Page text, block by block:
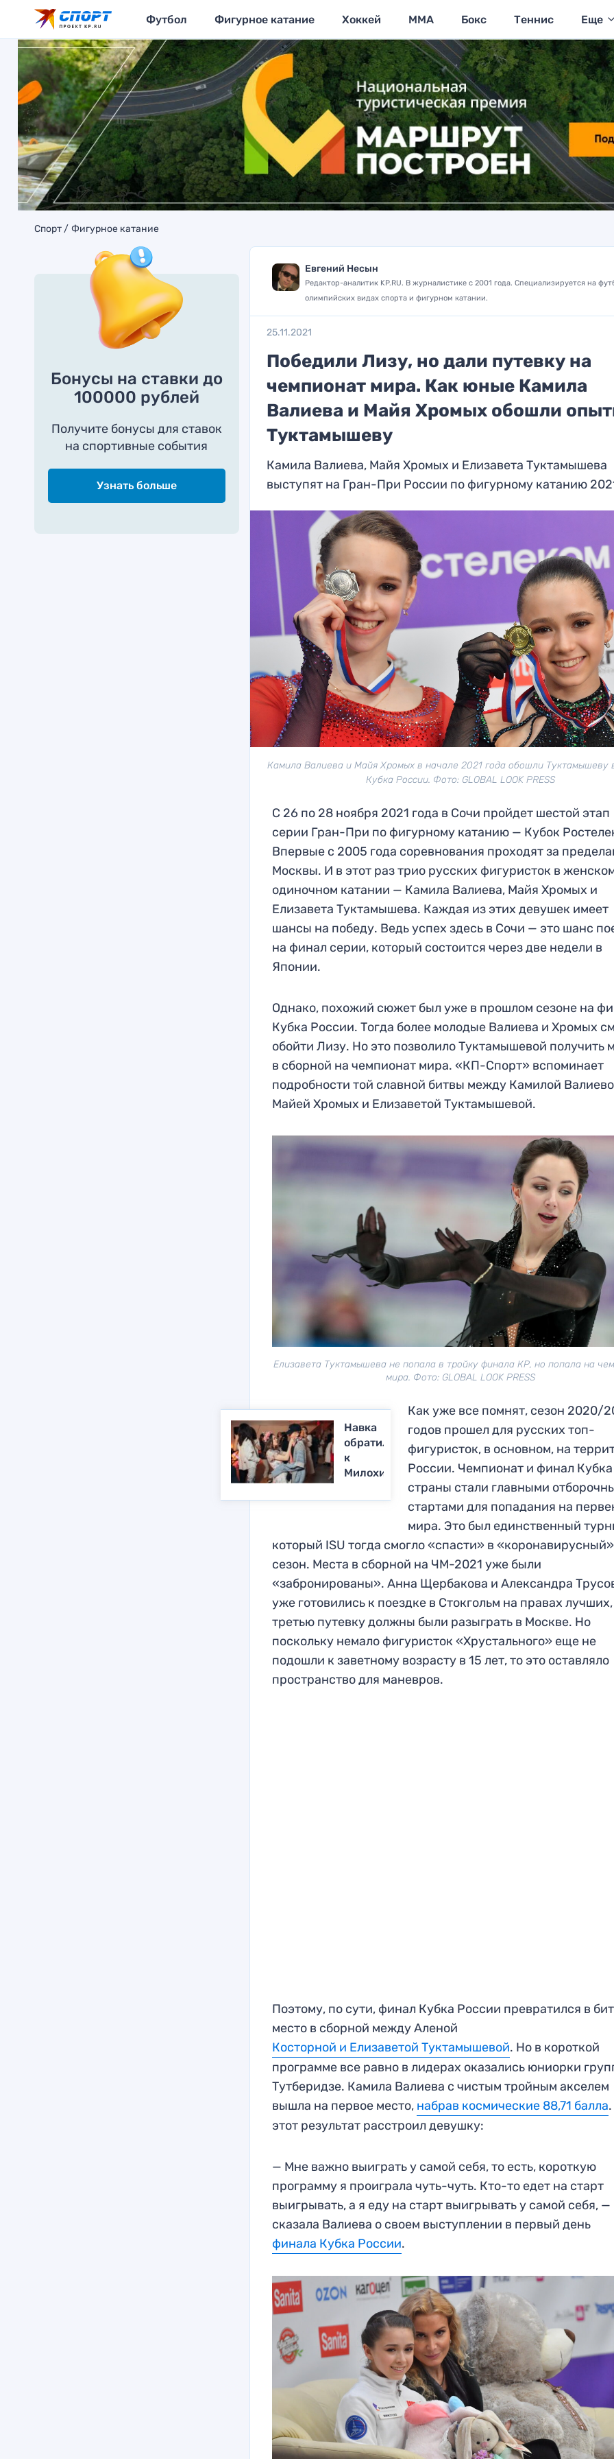
Футбол Фигурное катание Хоккей MMA Бокс Теннис Еще
Спорт Фигурное катание
Бонусы на ставки до
100000 рублей
Получите бонусы для ставок
на спортивные события
Узнать больше
Евгений Несын
Редактор-аналитик KP.RU. В журналистике с 2001 года. Специализируется на
олимпийских видах спорта и фигурном катании.
25.11.2021
Победили Лизу, но дали путевку на
чемпионат мира. Как юные Камила
Валиева и Майя Хромых обошли
Туктамышеву
Камила Валиева, Майя Хромых и Елизавета Туктамышева
выступят на Гран-При России по фигурному катанию
Камила Валиева и Майя Хромых в начале 2021 года обошли Туктамышеву
Кубка России. Фото: GLOBAL LOOK PRESS
С 26 по 28 ноября 2021 года в Сочи пройдет шестой этап
серии Гран-При по фигурному катанию — Кубок
Впервые с 2005 года соревнования проходят за
Москвы. И в этот раз трио русских фигуристок в
одиночном катании — Камила Валиева, Майя Хромых и
Елизавета Туктамышева. Каждая из этих девушек имеет
шансы на победу. Ведь успех здесь в Сочи — это шанс
на финал серии, который состоится через две недели в
Японии.
Однако, похожий сюжет был уже в прошлом сезоне на
Кубка России. Тогда более молодые Валиева и Хромых
обойти Лизу. Но это позволило Туктамышевой получить
в сборной на чемпионат мира. «КП-Спорт» вспоминает
подробности той славной битвы между Камилой
Майей Хромых и Елизаветой Туктамышевой.
Елизавета Туктамышева не попала в тройку финала КР, но попала на
мира. Фото: GLOBAL LOOK PRESS
Навка
обратилась
к
Милохину
Как уже все помнят, сезон 2020/
годов прошел для русских топ-
фигуристок, в основном, на
России. Чемпионат и финал Кубка
страны стали главными
стартами для попадания на
мира. Это был единственный
который ISU тогда смогло «спасти» в «коронавирусный»
сезон. Места в сборной на ЧМ-2021 уже были
«забронированы». Анна Щербакова и Александра
уже готовились к поездке в Стокгольм на правах лучших,
третью путевку должны были разыграть в Москве. Но
поскольку немало фигуристок «Хрустального» еще не
подошли к заветному возрасту в 15 лет, то это оставляло
пространство для маневров.
Поэтому, по сути, финал Кубка России превратился в
место в сборной между Аленой
Косторной и Елизаветой Туктамышевой. Но в короткой
программе все равно в лидерах оказались юниорки
Тутберидзе. Камила Валиева с чистым тройным акселем
вышла на первое место, набрав космические 88,71 балла
этот результат расстроил девушку:
— Мне важно выиграть у самой себя, то есть, короткую
программу я проиграла чуть-чуть. Кто-то едет на старт
выигрывать, а я еду на старт выигрывать у самой себя, —
сказала Валиева о своем выступлении в первый день
финала Кубка России.